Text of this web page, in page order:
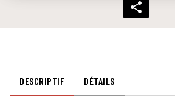
DESCRIPTIF DÉTAILS